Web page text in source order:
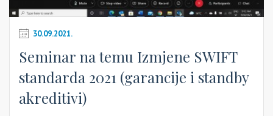
30.09.2021.
Seminar na temu Izmjene SWIFT
standarda 2021 (garancije i standby
akreditivi)